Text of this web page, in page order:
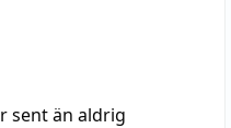
sent än aldrig